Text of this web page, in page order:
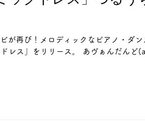
が再び！メロディックなピアノ・ダ
レス」をリリース。 あヴぁんだんど